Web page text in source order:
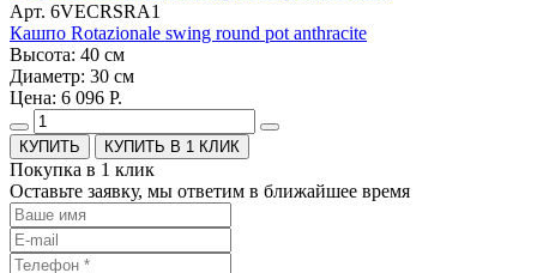
Арт. 6VECRSRA1
Кашпо Rotazionale swing round pot anthracite
Высота: 40 см
Диаметр: 30 см
Цена: 6 096 Р.
КУПИТЬ В 1 КЛИК
Покупка в 1 клик
Оставьте заявку, мы ответим в ближайшее время